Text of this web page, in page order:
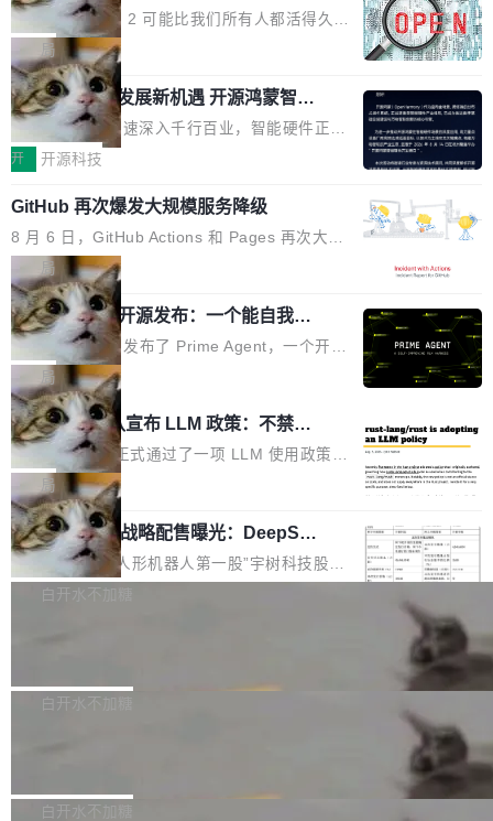
巧机身有效提升市面主流标准A...
的同时,服务商的竞争逻辑正在改变。2026年Top
Agency年度合辑的观察指出,“产品”这个离消费
者最近的载体,在整个品牌营销层面的权重显著变
高了。全域营销服务商的竞争正在从规模转向深
度,案例厚度、全域覆盖、多线协同...
话，他是说出了一个圈内人尽皆知但很少公开捅
破的事实。 Jordan 随后补充了一句软化声明：
「我不认为这些会议上大部分论文都在过度宣传
或造假。问题是，作为读者，如果你筛选出那些
看起来最令人兴奋的论文，那它们大部分都是过
度宣传的。」 这才是真正的痛点。不是所有论文
都有问题，是最吸引眼球的那批论文最有问题。
他引用的帖子来自 Mathew Shen，一位 ICLR 2
026 的读者：「看了篇 ...
3 开源项目
Flash Attention 2 可能比我们所有人都活得久。
这句话不是来自某个技术博客，而是出自 Hieu
Pham 的一条推文。Hieu Pham 是谁？他是 xAI
的早期工程师之一，在 Grok 训练基础设施团队
工作过。近日他在 X 上发了一条帖子，列出了他
认为现代 AI 领域最重要的三个开源项目。 第一
理由很具体。FA 系列不需要解释，但 FA2 是他
认为最重要的一个——复杂度恰到好处，刚好能
驱动你去学 CuTe，但还没被那些"邪恶的" Hopp
er++ 优化所淹没，足够容易修改和适配。 更关
键的是 FA2 的持久性...
局
共商智能硬件发展新机遇 开源鸿蒙智能
硬件开发者日杭州站即将举行
随着万物智联加速深入千行百业，智能硬件正从
单点设备迈向智能化、网联化、协同化发展。作
鸿蒙通过统一技术底座和分布式能力，为不同类
型智能设备的开发、连接与互联提供关键支撑，
也为产业链企业探索产品创新与商业增长打开新
的空间。 8月14日，开源鸿蒙智能硬件开发者日
（OHDD：OpenHarmony Hardware Develope
r Day）将在杭州启航。活动面向智能硬件产业
链企业和开发者，邀请行业专家与资深技术顾
问，围绕开源鸿蒙技术能力、设备适配、芯片适
配、功耗与稳定性调优、兼容性测评及统一互联
等内容展开系统讲解和实战交流，帮助企业进一
步了解开源鸿蒙在智能...
开 开源科技
GitHub 再次爆发大规模服务降级
8 月 6 日，GitHub Actions 和 Pages 再次大规
模服务降级，Actions 完全不可用超过 5 小时，
webhook 停发，连自托管 runner 也因调度层故
障无法工作。Pages、Copilot code review、C
opilot coding agent 全部受影响。从检测到完全
恢复，大约 12 小时。 这是 2026 年 8 月的第六
起事故，其中四起与 AI/Copilot 服务相关。 Git
Hub 员工 kdaigle 在 HN 讨论中贴出了一组数
据：2025 年全年 10 亿次 commit。现在，每周
2.75 亿次，全年预计 140 亿次。GitHub...
局
Prime Agent 开源发布：一个能自我改
进的编程 Agent，ARC-AGI 3 超越人类
专家基线
Prime Intellect 发布了 Prime Agent，一个开源
的编程 Agent Harness，核心设计围绕两个抽
象：Recursive Language Model（RLM）和 C
ontinual Harness。在 ARC-AGI 3 基准测试
上，Prime Agent + Opus 5 的组合达到了 95.
5% RHAE Best@1，超过了 ARC 报告的人类专
家基线 95.4%。 不是又一个 coding agent 包装
器 Prime Agent 的架构和市面上大多数 coding
agent 有本质区别。大多数 agent harness 的设
计是基于早期模型的能力—...
局
Rust 项目团队宣布 LLM 政策：不禁
止，但你要承认哪些代码不是你写的
Rust 语言项目正式通过了一项 LLM 使用政策，
覆盖 rust-lang/rust 单一仓库的代码贡献。这不
是项目级别的官方立场，目前由五个团队采纳，
但它可能是主流开源项目中关于 AI 辅助贡献最
细致的一份规则。 政策的核心只有一句话：LLM
可以用来分析、提炼、审阅、建议，但不能用来
不得生成涉及安全性的关键变更，除非作者本身
局
宇树科技 IPO 战略配售曝光：DeepSe
ek 获配 93.3 万股，锁定 36 个月
8月6日晚间，“人形机器人第一股”宇树科技股份
有限公司披露IPO发行价格及战略配售结果，杭
36个月。 公告显示，本次宇树科技战略配售对
员工参与设立的专项资产管理计划。其中，Dee
白开水不加糖
Bug fixes and enhancements 修复多次传递同
一个回归问题，该问题导致拉取镜像时会拒绝包
白开水不加糖
e 孵化器项目管理委员会（IPMC）投票中获得
白开水不加糖